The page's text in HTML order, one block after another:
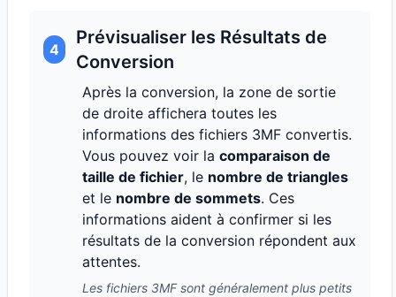
4
Prévisualiser les Résultats de
Conversion
Après la conversion, la zone de sortie
de droite affichera toutes les
informations des fichiers 3MF convertis.
Vous pouvez voir la comparaison de
taille de fichier, le nombre de triangles
et le nombre de sommets. Ces
informations aident à confirmer si les
résultats de la conversion répondent aux
attentes.
Les fichiers 3MF sont généralement plus petits